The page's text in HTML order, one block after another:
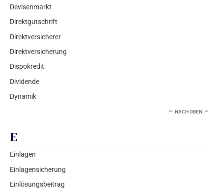
Devisenmarkt
Direktgutschrift
Direktversicherer
Direktversicherung
Dispokredit
Dividende
Dynamik
NACH OBEN
E
Einlagen
Einlagensicherung
Einlösungsbeitrag